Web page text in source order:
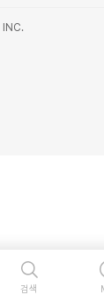
INC.
검색